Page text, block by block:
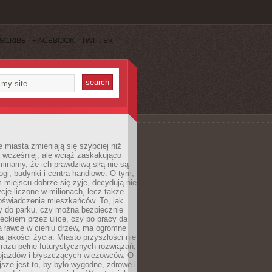
FACEBOOK TWITTER
miasta zmieniają się szybciej niż
wcześniej, ale wciąż zaskakująco
że ich prawdziwą siłą nie są
budynki i centra handlowe. O tym,
miejscu dobrze się żyje, decydują nie
liczone w milionach, lecz także
mieszkańców. To, jak
do parku, czy można bezpiecznie
przez ulicę, czy po pracy da
w cieniu drzew, ma ogromne
jakości życia. Miasto przyszłości nie
pełne futurystycznych rozwiązań,
i błyszczących wieżowców. O
jest to, by było wygodne, zdrowe i